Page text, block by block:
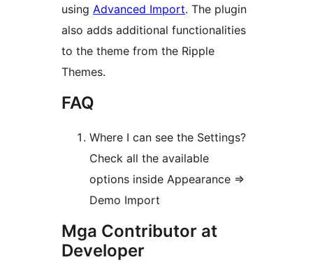
using Advanced Import. The plugin
also adds additional functionalities
to the theme from the Ripple
Themes.
FAQ
Where I can see the Settings?
Check all the available
options inside Appearance =>
Demo Import
Mga Contributor at
Developer